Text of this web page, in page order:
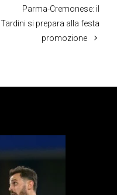
Parma-Cremonese: il
Tardini si prepara alla festa
promozione